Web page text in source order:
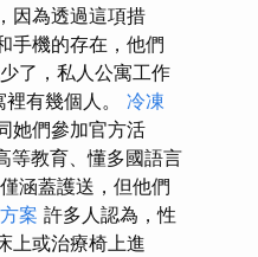
因為透過這項措
手機的存在，他們
了，私人公寓工作
有幾個人。 冷凍
她們參加官方活
等教育、懂多國語言
涵蓋護送，但他們
案 許多人認為，性
上或治療椅上進